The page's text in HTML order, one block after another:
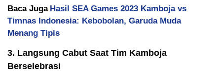
Baca Juga Hasil SEA Games 2023 Kamboja vs
Timnas Indonesia: Kebobolan, Garuda Muda
Menang Tipis
3. Langsung Cabut Saat Tim Kamboja
Berselebrasi